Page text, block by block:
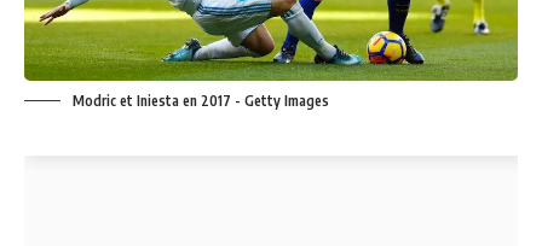
Modric et Iniesta en 2017 - Getty Images